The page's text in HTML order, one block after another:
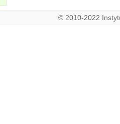
© 2010-2022